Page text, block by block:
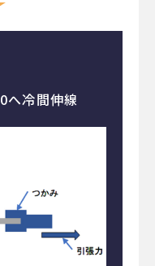
冷間伸線